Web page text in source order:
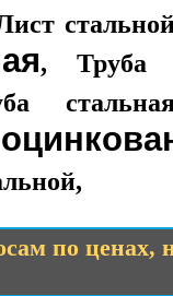
, Труба
,
по ценах,